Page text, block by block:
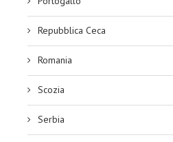
Repubblica Ceca
Romania
Scozia
Serbia